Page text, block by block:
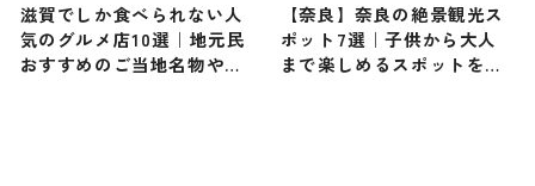
滋賀でしか食べられない人
気のグルメ店10選｜地元民
おすすめのご当地名物や知
【奈良】奈良の絶景観光ス
ポット7選｜子供から大人
まで楽しめるスポットをご